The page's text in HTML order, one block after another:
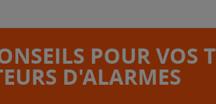
POUR VOS
D'ALARMES